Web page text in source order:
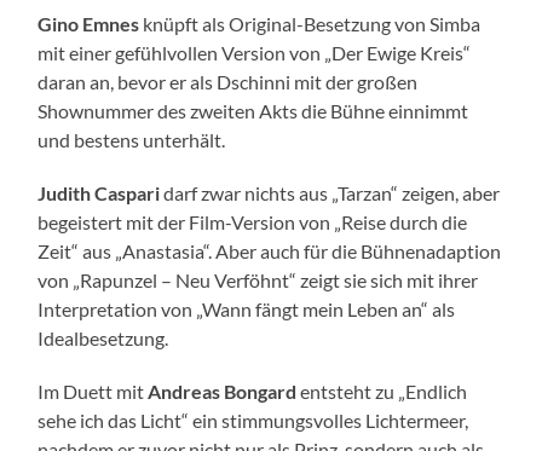
Gino Emnes knüpft als Original-Besetzung von Simba
mit einer gefühlvollen Version von „Der Ewige Kreis“
daran an, bevor er als Dschinni mit der großen
Shownummer des zweiten Akts die Bühne einnimmt
und bestens unterhält.
JudithCasparidarf zwar nichts aus „Tarzan“ zeigen, aber
begeistert mit der Film-Version von „Reise durch die
Zeit“ aus „Anastasia“. Aber auch für die Bühnenadaption
von „Rapunzel – Neu Verföhnt“ zeigt sie sich mit ihrer
Interpretation von „Wann fängt mein Leben an“ als
Idealbesetzung.
Im Duett mit Andreas Bongard entsteht zu „Endlich
sehe ich das Licht“ ein stimmungsvolles Lichtermeer,